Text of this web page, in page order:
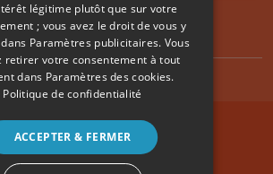
légitime plutôt que sur votre
; vous avez le droit de vous y
Paramètres publicitaires. Vous
retirer votre consentement à tout
dans Paramètres des cookies.
Politique de confidentialité
ACCEPTER & FERMER